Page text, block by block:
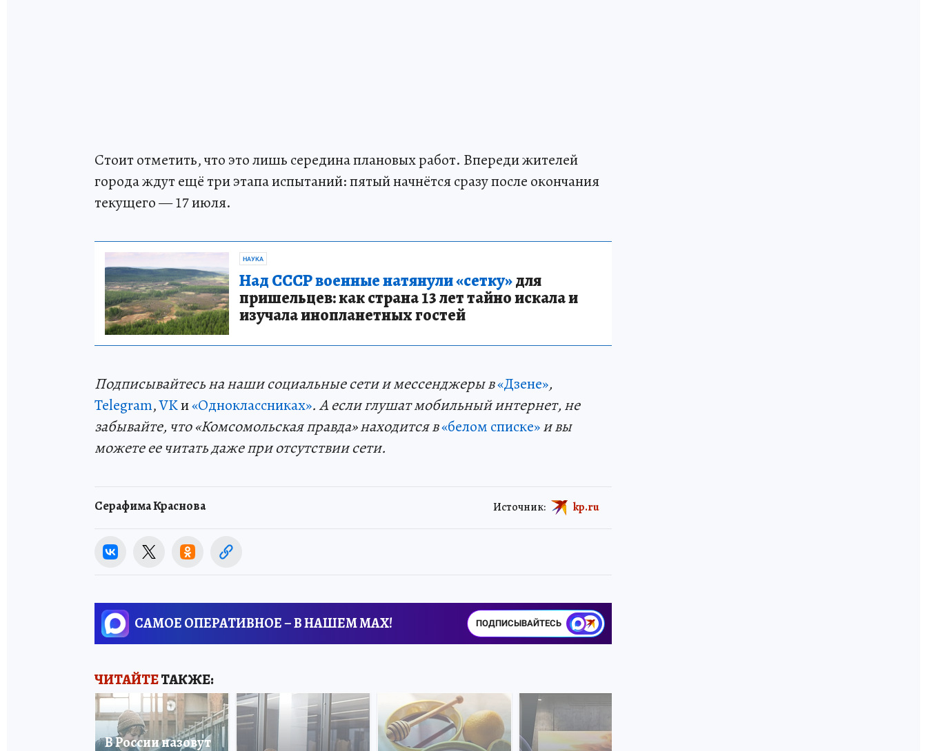
Стоит отметить, что это лишь середина плановых работ. Впереди жителей
города ждут ещё три этапа испытаний: пятый начнётся сразу после окончания
текущего — 17 июля.
НАУКА
Над СССР военные натянули «сетку»для
пришельцев: как страна 13 лет тайно искала и
изучала инопланетных гостей
Подписывайтесь на наши социальные сети и мессенджеры в«Дзене»,
Telegram,VKи«Одноклассниках». А если глушат мобильный интернет, не
забывайте, что «Комсомольская правда» находится в«белом списке»и вы
можете ее читать даже при отсутствии сети.
Серафима Краснова Источник: kp.ru
САМОЕ ОПЕРАТИВНОЕ – В НАШЕМ MAX! ПОДПИСЫВАЙТЕСЬ
ЧИТАЙТЕТАКЖЕ:
В России назовут